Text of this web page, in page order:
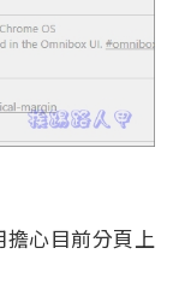
心目前分頁上